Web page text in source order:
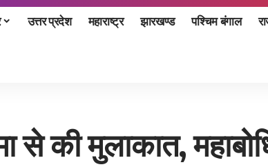
उत्तर प्रदेश महाराष्ट्र झारखण्ड पश्चिम बंगाल
से की मुलाकात,